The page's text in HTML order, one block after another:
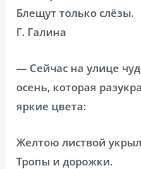
Блещут только слёзы.
Г. Галина
— Сейчас на улице
осень, которая
яркие цвета:
Желтою листвой
Тропы и дорожки.